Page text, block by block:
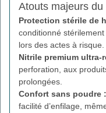
Atouts majeurs du
Protection stérile de
conditionné
lors des actes à risque.
Nitrile premium ultra-
perforation, aux
prolongées.
Confort sans poudre :
facilité d’enfilage,